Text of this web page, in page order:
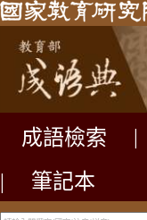
成語檢索
|
筆記本